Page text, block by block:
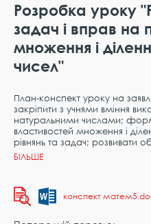
Розробка уроку
задач і вправ на
множення і
чисел"
План-конспект уроку на
закріпити з учнями вміння
натуральними числами;
властивостей множення і
рівнянь та задач; розвивати
конспект